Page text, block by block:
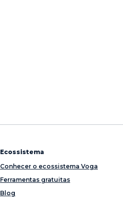
Ecossistema
Conhecer o ecossistema Voga
Ferramentas gratuitas
Blog